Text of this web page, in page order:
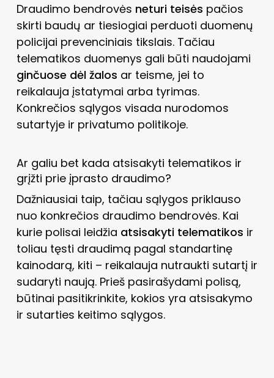
Draudimo bendrovės neturi teisės pačios
skirti baudų ar tiesiogiai perduoti duomenų
policijai prevenciniais tikslais. Tačiau
telematikos duomenys gali būti naudojami
ginčuose dėl žalos ar teisme, jei to
reikalauja įstatymai arba tyrimas.
Konkrečios sąlygos visada nurodomos
sutartyje ir privatumo politikoje.
Ar galiu bet kada atsisakyti telematikos ir
grįžti prie įprasto draudimo?
Dažniausiai taip, tačiau sąlygos priklauso
nuo konkrečios draudimo bendrovės. Kai
kurie polisai leidžia atsisakyti telematikos ir
toliau tęsti draudimą pagal standartinę
kainodarą, kiti – reikalauja nutraukti sutartį ir
sudaryti naują. Prieš pasirašydami polisą,
būtinai pasitikrinkite, kokios yra atsisakymo
ir sutarties keitimo sąlygos.